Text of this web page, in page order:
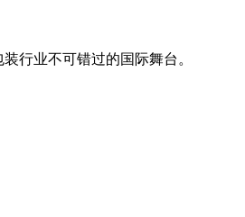
行业不可错过的国际舞台。